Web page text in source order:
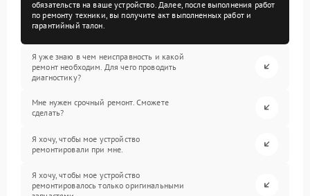
обязательств на ваше устройство. Далее, после выполнения работ
по ремонту техники, вы получите акт выполненных работ и
гарантийный талон.
Я уже знаю в чем неисправность и какой
ремонт необходим. Для чего проводить
диагностику?
Мне нужен срочный ремонт. Сможете
сделать?
Я хочу, чтобы мое устройство
ремонтировали при мне.
Я хочу, чтобы мое устройство
ремонтировалось только оригинальными